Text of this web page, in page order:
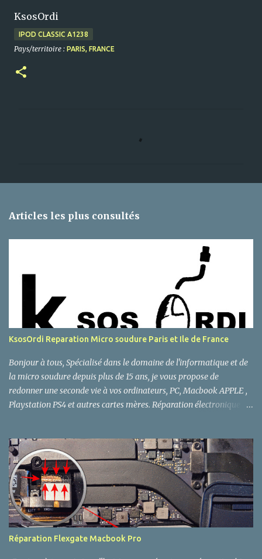
KsosOrdi
IPOD CLASSIC A1238
Pays/territoire : PARIS, FRANCE
n
a
r
Articles les plus consultés
KsosOrdi Reparation Micro soudure Paris et Ile de France
Bonjour à tous, Spécialisé dans le domaine de l'informatique et de
la micro soudure depuis plus de 15 ans, je vous propose de
redonner une seconde vie à vos ordinateurs, PC, Macbook APPLE ,
Playstation PS4 et autres cartes mères. Réparation électronique
d'alimentation). - Connecteur LVDS - Ports USB 2.0 et 3.0, Micro
USB et Mini USB. - Ports HDMI (Playstation PS4, Xbox, PC, iMac,
Macbook Pro , TV - Ports SATA et eSata - Connecteur Batterie
Macbook Pro, PC, iPhone et Android... - Ports VGA DVI, Prise Jack
Audio. - Connecteur Réseau RJ45, RJ11. - Chipset, Diode, Mosfet... -
Connecteur Iphone, Ipod, Ipad, android... - Réparation nappes, flex
et cables, connecteur FPC, FFC - Bouton ON OFF, GPS -
Remplacement, reprogrammation et déblocage BIOS et UEFI SPI
Réparation Flexgate Macbook Pro